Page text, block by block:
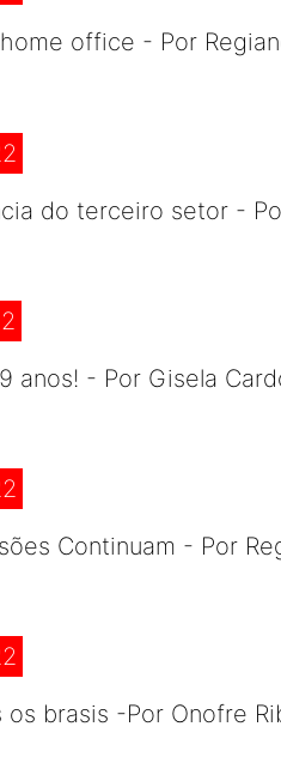
office - Por
do terceiro setor -
anos! - Por Gisela
Continuam - Por
os brasis -Por Onofre